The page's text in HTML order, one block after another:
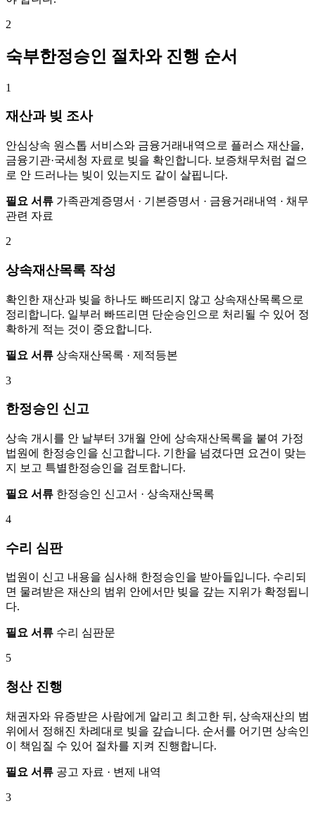
2
숙부한정승인 절차와 진행 순서
1
재산과 빚 조사
안심상속 원스톱 서비스와 금융거래내역으로 플러스 재산을,
금융기관·국세청 자료로 빚을 확인합니다. 보증채무처럼 겉으
로 안 드러나는 빚이 있는지도 같이 살핍니다.
필요 서류 가족관계증명서 · 기본증명서 · 금융거래내역 · 채무
관련 자료
2
상속재산목록 작성
확인한 재산과 빚을 하나도 빠뜨리지 않고 상속재산목록으로
정리합니다. 일부러 빠뜨리면 단순승인으로 처리될 수 있어 정
확하게 적는 것이 중요합니다.
필요 서류 상속재산목록 · 제적등본
3
한정승인 신고
상속 개시를 안 날부터 3개월 안에 상속재산목록을 붙여 가정
법원에 한정승인을 신고합니다. 기한을 넘겼다면 요건이 맞는
지 보고 특별한정승인을 검토합니다.
필요 서류 한정승인 신고서 · 상속재산목록
4
수리 심판
법원이 신고 내용을 심사해 한정승인을 받아들입니다. 수리되
면 물려받은 재산의 범위 안에서만 빚을 갚는 지위가 확정됩니
다.
필요 서류 수리 심판문
5
청산 진행
채권자와 유증받은 사람에게 알리고 최고한 뒤, 상속재산의 범
위에서 정해진 차례대로 빚을 갚습니다. 순서를 어기면 상속인
이 책임질 수 있어 절차를 지켜 진행합니다.
필요 서류 공고 자료 · 변제 내역
3